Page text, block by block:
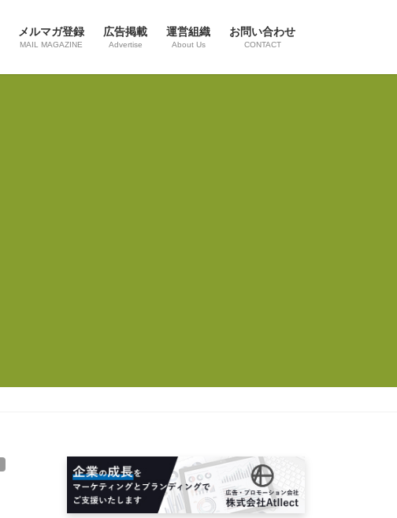
メルマガ登録
MAIL MAGAZINE
広告掲載
Advertise
運営組織
About Us
お問い合わせ
CONTACT